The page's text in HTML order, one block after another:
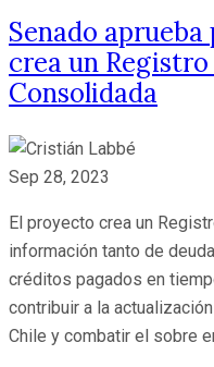
Senado
crea un Registro
Consolidada
Sep 28, 2023
El proyecto crea un
información tanto de
créditos pagados en
contribuir a la
Chile y combatir el sobre